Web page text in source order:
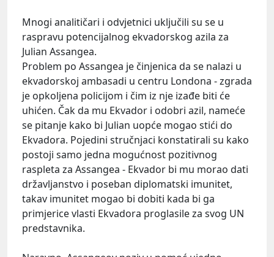
Mnogi analitičari i odvjetnici uključili su se u
raspravu potencijalnog ekvadorskog azila za
Julian Assangea.
Problem po Assangea je činjenica da se nalazi u
ekvadorskoj ambasadi u centru Londona - zgrada
je opkoljena policijom i čim iz nje izađe biti će
uhićen. Čak da mu Ekvador i odobri azil, nameće
se pitanje kako bi Julian uopće mogao stići do
Ekvadora. Pojedini stručnjaci konstatirali su kako
postoji samo jedna mogućnost pozitivnog
raspleta za Assangea - Ekvador bi mu morao dati
državljanstvo i poseban diplomatski imunitet,
takav imunitet mogao bi dobiti kada bi ga
primjerice vlasti Ekvadora proglasile za svog UN
predstavnika.